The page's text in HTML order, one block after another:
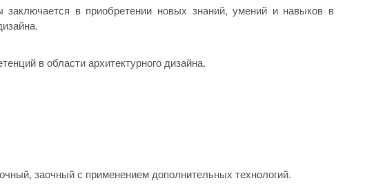
заключается в приобретении новых знаний, умений и навыков в
в области архитектурного дизайна.
заочный с применением дополнительных технологий.